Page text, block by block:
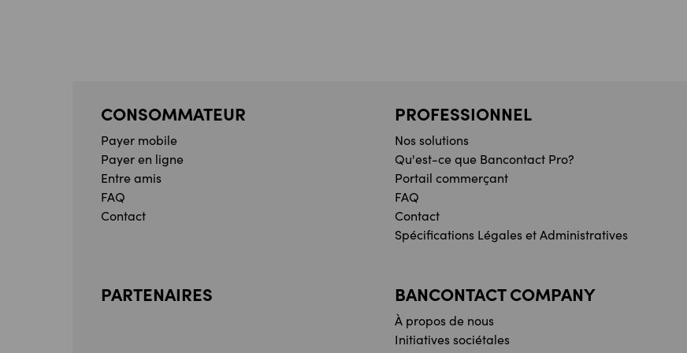
CONSOMMATEUR
Payer mobile
Payer en ligne
Entre amis
FAQ
Contact
PROFESSIONNEL
Nos solutions
Qu'est-ce que Bancontact Pro?
Portail commerçant
FAQ
Contact
Spécifications Légales et Administratives
PARTENAIRES BANCONTACT COMPANY
À propos de nous
Initiatives sociétales